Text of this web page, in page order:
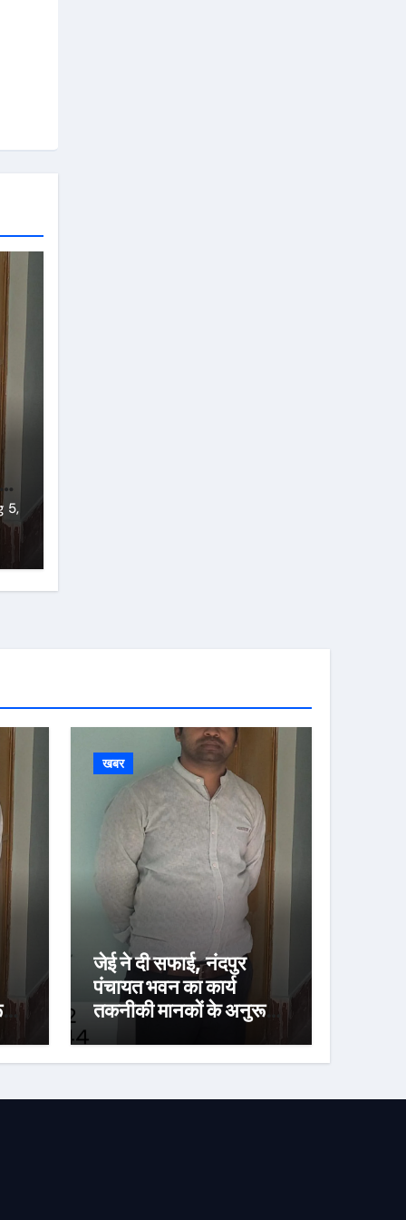
5,
खबर
जेई ने दी सफाई, नंदपुर
पंचायत भवन का कार्य
तकनीकी मानकों के अनुरूप:
लक्ष्य